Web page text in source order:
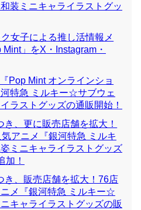
装ミニキャライラストグッ
女子による推し活情報メ
」をX・Instagram・
Pop Mint オンラインショ
特急 ミルキー☆サブウェ
ラストグッズの通販開始！
き、更に販売店舗を拡大！
アニメ『銀河特急 ミルキ
ミニキャライラストグッズ
加！
き、販売店舗を拡大！76店
メ『銀河特急 ミルキー☆
キャライラストグッズの販